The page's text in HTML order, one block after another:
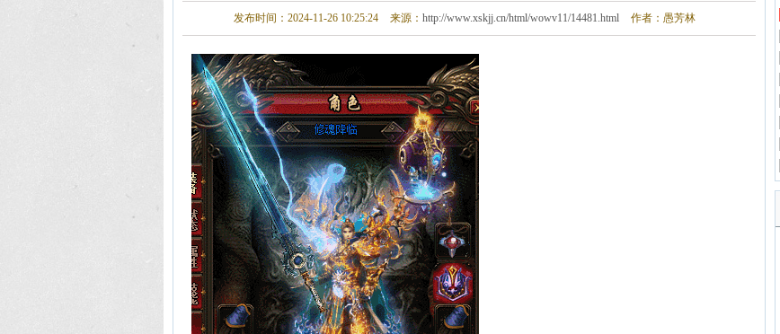
发布时间：2024-11-26 10:25:24 来源： http://www.xskjj.cn/html/wowv11/14481.html 作者：愚芳林